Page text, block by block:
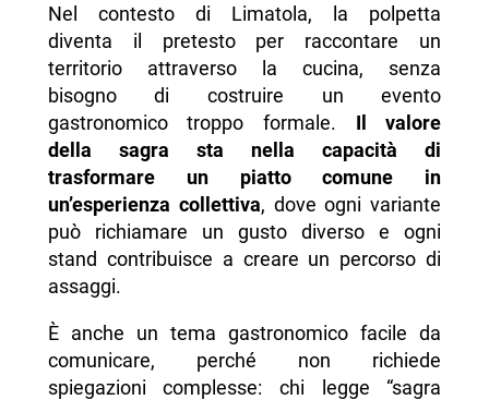
Nel contesto di Limatola, la polpetta
diventa il pretesto per raccontare un
territorio attraverso la cucina, senza
bisogno di costruire un evento
gastronomico troppo formale. Il valore
della sagra sta nella capacità di
trasformare un piatto comune in
un’esperienza collettiva, dove ogni variante
può richiamare un gusto diverso e ogni
stand contribuisce a creare un percorso di
assaggi.
È anche un tema gastronomico facile da
comunicare, perché non richiede
spiegazioni complesse: chi legge “sagra